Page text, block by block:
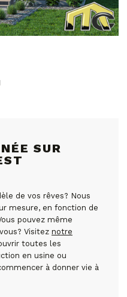
SUR
de vos rêves? Nous
mesure, en fonction de
pouvez même
Visitez notre
toutes les
en usine ou
à donner vie à